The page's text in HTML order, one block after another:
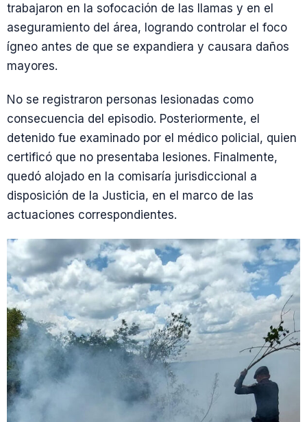
trabajaron en la sofocación de las llamas y en el
aseguramiento del área, logrando controlar el foco
ígneo antes de que se expandiera y causara daños
mayores.
No se registraron personas lesionadas como
consecuencia del episodio. Posteriormente, el
detenido fue examinado por el médico policial, quien
certificó que no presentaba lesiones. Finalmente,
quedó alojado en la comisaría jurisdiccional a
disposición de la Justicia, en el marco de las
actuaciones correspondientes.